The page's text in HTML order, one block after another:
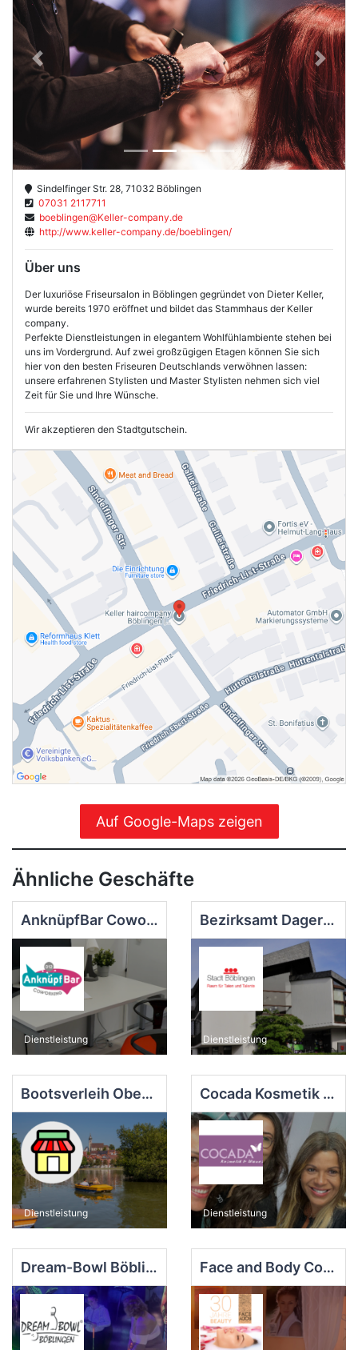
Previous Next
Sindelfinger Str. 28, 71032 Böblingen
07031 2117711
boeblingen@Keller-company.de
http://www.keller-company.de/boeblingen/
Über uns
Der luxuriöse Friseursalon in Böblingen gegründet von Dieter Keller,
wurde bereits 1970 eröffnet und bildet das Stammhaus der Keller
company.
Perfekte Dienstleistungen in elegantem Wohlfühlambiente stehen bei
uns im Vordergrund. Auf zwei großzügigen Etagen können Sie sich
hier von den besten Friseuren Deutschlands verwöhnen lassen:
unsere erfahrenen Stylisten und Master Stylisten nehmen sich viel
Zeit für Sie und Ihre Wünsche.
Wir akzeptieren den Stadtgutschein.
Auf Google-Maps zeigen
Ähnliche Geschäfte
AnknüpfBar Coworking
Dienstleistung
Bezirksamt Dagersheim
Dienstleistung
Bootsverleih Oberer See Böblingen
Dienstleistung
Cocada Kosmetik & Waxes
Dienstleistung
Dream-Bowl Böblingen Face and Body Cosmetic